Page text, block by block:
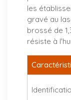
les
gravé au
brossé de
résiste à